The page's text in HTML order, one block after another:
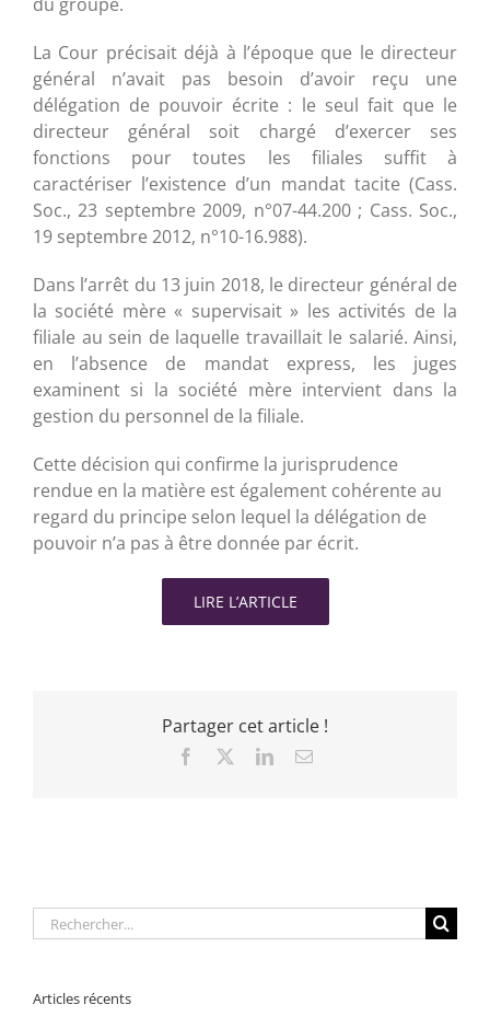
La Cour précisait déjà à l’époque que le directeur
général n’avait pas besoin d’avoir reçu une
délégation de pouvoir écrite : le seul fait que le
directeur général soit chargé d’exercer ses
fonctions pour toutes les filiales suffit à
caractériser l’existence d’un mandat tacite (Cass.
Soc., 23 septembre 2009, n°07-44.200 ; Cass. Soc.,
19 septembre 2012, n°10-16.988).
Dans l’arrêt du 13 juin 2018, le directeur général de
la société mère « supervisait » les activités de la
filiale au sein de laquelle travaillait le salarié. Ainsi,
en l’absence de mandat express, les juges
examinent si la société mère intervient dans la
gestion du personnel de la filiale.
Cette décision qui confirme la jurisprudence
rendue en la matière est également cohérente au
regard du principe selon lequel la délégation de
pouvoir n’a pas à être donnée par écrit.
LIRE L’ARTICLE
Partager cet article !
Facebook LinkedInEmail
Rechercher:
Articles récents